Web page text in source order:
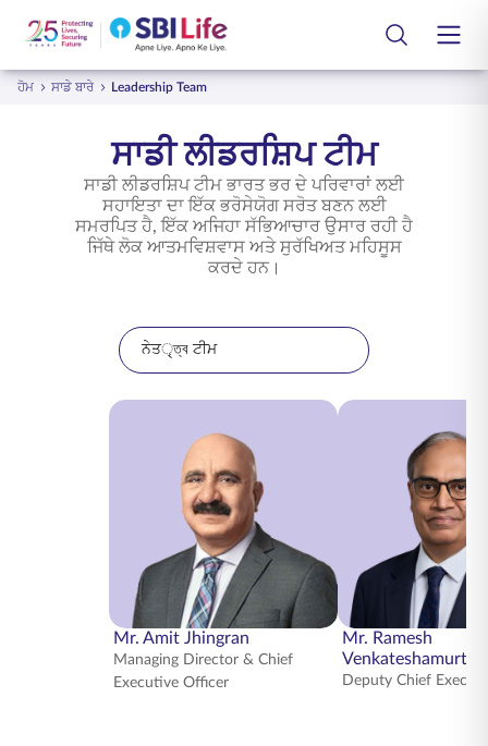
ਸਮਾਰਟ ਗਰੁੱਪ ਕੇਅਰ
ਜੀਵਨ ਬੀਮਾ ਯੋਜਨਾਵਾਂ
ਸਮੂਹ ਬੀਮਾ ਯੋਜਨਾਵਾਂ
ਜੀਵਨ ਬੀਮਾ ਲਾਇਬ੍ਰੇਰੀ
ਟੂਲ ਅਤੇ ਕੈਲਕੂਲੇਟਰ
ਆਨਲਾਈਨ ਖਰੀਦੋ ਪ੍ਰੀਮੀਅਮ ਭਰੋ
1800 267 9090
ਹੋਮ ਸਾਡੇ ਬਾਰੇ Leadership Team
ਸਾਡੀ ਲੀਡਰਸ਼ਿਪ ਟੀਮ
ਸਾਡੀ ਲੀਡਰਸ਼ਿਪ ਟੀਮ ਭਾਰਤ ਭਰ ਦੇ ਪਰਿਵਾਰਾਂ ਲਈ
ਸਹਾਇਤਾ ਦਾ ਇੱਕ ਭਰੋਸੇਯੋਗ ਸਰੋਤ ਬਣਨ ਲਈ
ਸਮਰਪਿਤ ਹੈ, ਇੱਕ ਅਜਿਹਾ ਸੱਭਿਆਚਾਰ ਉਸਾਰ ਰਹੀ ਹੈ
ਜਿੱਥੇ ਲੋਕ ਆਤਮਵਿਸ਼ਵਾਸ ਅਤੇ ਸੁਰੱਖਿਅਤ ਮਹਿਸੂਸ
ਕਰਦੇ ਹਨ।
ਨੇਤৃত্ব ਟੀਮ
Mr. Amit Jhingran
Managing Director & Chief
Executive Officer
Mr. Ramesh
Venkateshamurthy
Deputy Chief